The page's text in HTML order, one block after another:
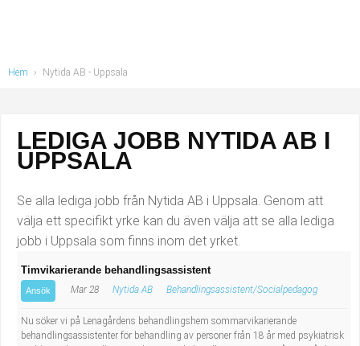
Kultur, media, design
Militärt arbete
Naturbruk
Naturvetenskapligt arbete
Pedagogiskt arbete
Sanering och renhållning
Tidningsbud/Tidningsdistributör
Lärare i fritidshem/Fritidspedagog
Taxiförare/Taxichaufför
Läkarsekreterare/Vårdadmin/Medicinsk
sekreterare
Lastbilsförare m.fl.
Hem › Nytida AB - Uppsala
LEDIGA JOBB NYTIDA AB I
UPPSALA
Se alla lediga jobb från Nytida AB i Uppsala. Genom att
välja ett specifikt yrke kan du även välja att se alla lediga
jobb i Uppsala som finns inom det yrket.
Timvikarierande behandlingsassistent
Ansök Mar 28 Nytida AB Behandlingsassistent/Socialpedagog
Nu söker vi på Lenagårdens behandlingshem sommarvikarierande
behandlingsassistenter för behandling av personer från 18 år med psykiatrisk